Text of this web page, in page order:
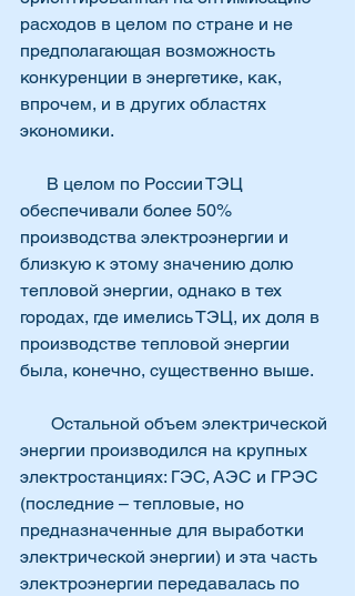
расходов в целом по стране и не
предполагающая возможность
конкуренции в энергетике, как,
впрочем, и в других областях
экономики.
обеспечивали более 50%
производства электроэнергии и
близкую к этому значению долю
тепловой энергии, однако в тех
городах, где имелись ТЭЦ, их доля в
производстве тепловой энергии
была, конечно, существенно выше.
энергии производился на крупных
электростанциях: ГЭС, АЭС и ГРЭС
(последние – тепловые, но
предназначенные для выработки
электрической энергии) и эта часть
электроэнергии передавалась по